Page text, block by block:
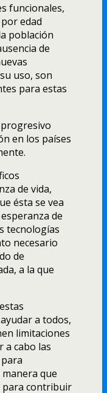
funcionales,
edad
población
de
uso, son
para estas
en los paí­ses
de vida,
ésta se vea
de
tecnologí­as
necesario
de
a la que
a todos,
limitaciones
a cabo las
que
para contribuir